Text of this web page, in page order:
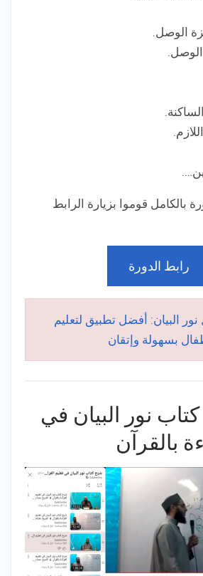
الوصل.
بالكامل قوموا بزيارة الرابط
رابط الدورة
البيان: أفضل تطبيق لتعليم
بسهولة وإتقان
نور البيان في
بالقرآن